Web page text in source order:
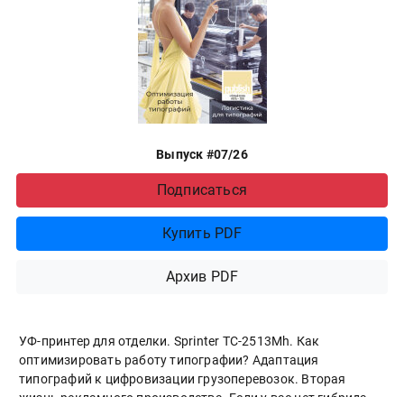
Выпуск #07/26
Подписаться
Купить PDF
Архив PDF
УФ-принтер для отделки. Sprinter ТС-2513Mh. Как
оптимизировать работу типографии? Адаптация
типографий к цифровизации грузоперевозок. Вторая